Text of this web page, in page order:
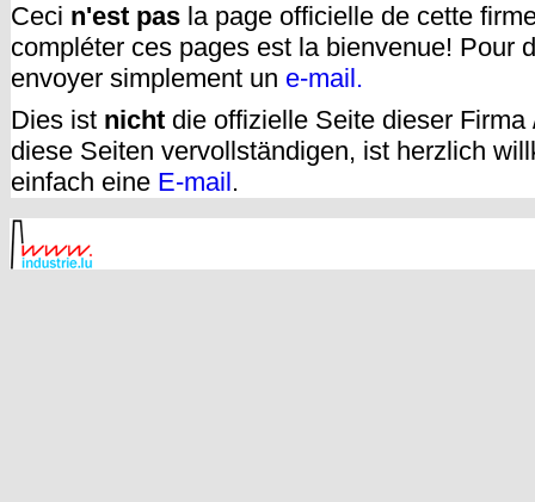
Ceci n'est pas la page officielle de cette
compléter ces pages est la bienvenue! Pour
envoyer simplement un e-mail.
Dies ist nicht die offizielle Seite dieser
diese Seiten vervollständigen, ist herzlich
einfach eine E-mail.